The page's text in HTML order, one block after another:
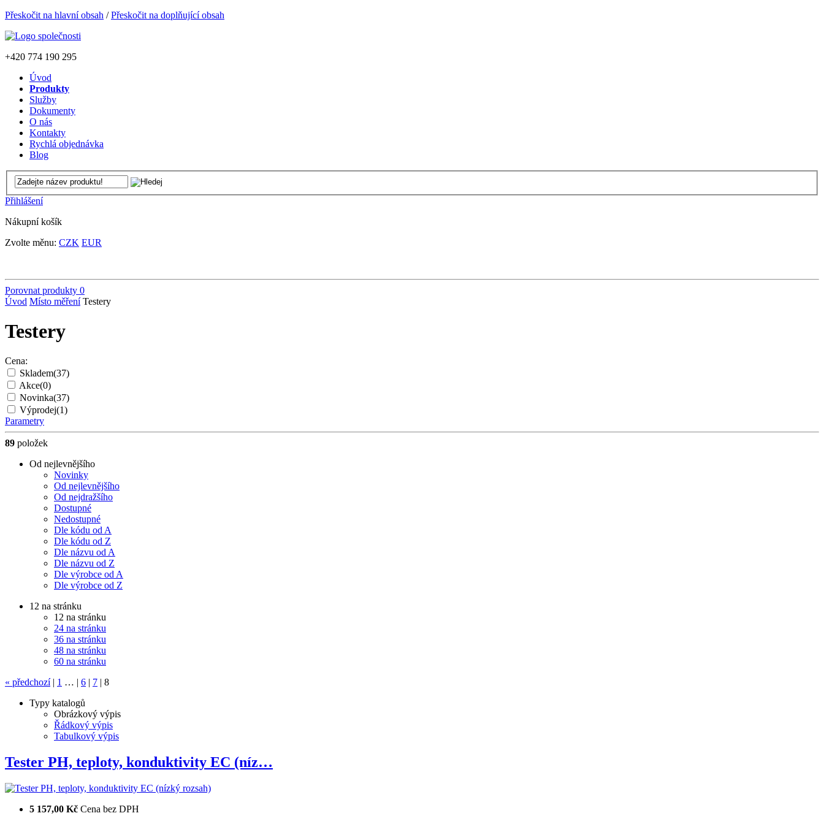
Přeskočit na hlavní obsah /Přeskočit na doplňující obsah
+420 774 190 295
Úvod
Produkty
Služby
Dokumenty
O nás
Kontakty
Rychlá objednávka
Blog
Přihlášení
Nákupní košík
Zvolte měnu: CZK EUR
Porovnat produkty 0
Úvod Místo měření Testery
Testery
Cena:
Skladem(37)
Akce(0)
Novinka(37)
Výprodej(1)
Parametry
89 položek
Od nejlevnějšího
Novinky
Od nejlevnějšího
Od nejdražšího
Dostupné
Nedostupné
Dle kódu od A
Dle kódu od Z
Dle názvu od A
Dle názvu od Z
Dle výrobce od A
Dle výrobce od Z
12 na stránku
12 na stránku
24 na stránku
36 na stránku
48 na stránku
60 na stránku
« předchozí 1 … 6 7
8
Typy katalogů
Obrázkový výpis
Řádkový výpis
Tabulkový výpis
Tester PH, teploty, konduktivity EC (níz…
5 157,00 Kč Cena bez DPH